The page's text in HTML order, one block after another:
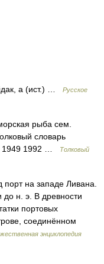
а (ист.) …
Русское
рыба сем.
словарь
1949 1992 …
Толковый
на западе Ливана.
н. э. В древности
портовых
соединённом
энциклопедия